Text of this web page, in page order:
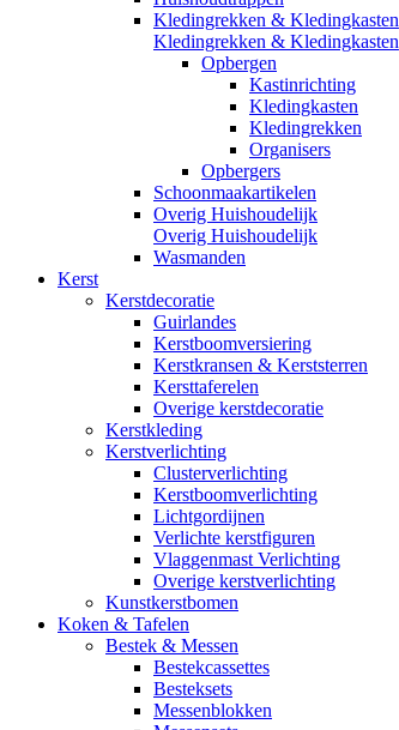
Kledingrekken & Kledingkasten
Kledingrekken & Kledingkasten
Opbergen
Kastinrichting
Kledingkasten
Kledingrekken
Organisers
Opbergers
Schoonmaakartikelen
Overig Huishoudelijk
Overig Huishoudelijk
Wasmanden
Kerst
Kerstdecoratie
Guirlandes
Kerstboomversiering
Kerstkransen & Kerststerren
Kersttaferelen
Overige kerstdecoratie
Kerstkleding
Kerstverlichting
Clusterverlichting
Kerstboomverlichting
Lichtgordijnen
Verlichte kerstfiguren
Vlaggenmast Verlichting
Overige kerstverlichting
Kunstkerstbomen
Koken & Tafelen
Bestek & Messen
Bestekcassettes
Besteksets
Messenblokken